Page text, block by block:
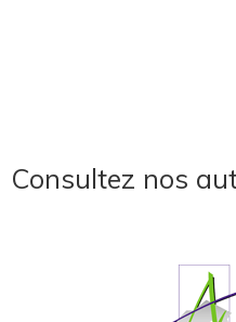
Consultez nos